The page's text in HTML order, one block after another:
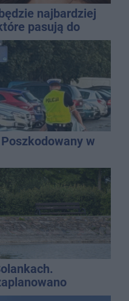
najbardziej
pasują do
w